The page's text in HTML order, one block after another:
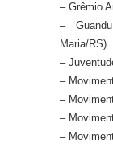
– Grêmio
–
Maria/RS)
–
–
–
–
–